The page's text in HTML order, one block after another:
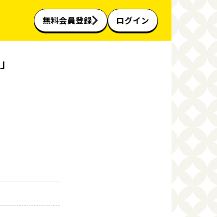
無料会員登録 ログイン